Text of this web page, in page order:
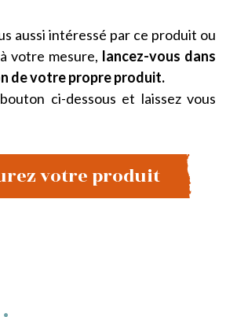
aussi intéressé par ce produit ou
votre mesure, lancez-vous dans
de votre propre produit.
ci-dessous et laissez vous
votre produit